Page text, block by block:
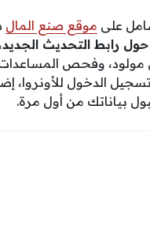
على موقع صنع المال
رابط التحديث الجديد
مولود، وفحص
الدخول للأونروا،
بياناتك من أول مرة.